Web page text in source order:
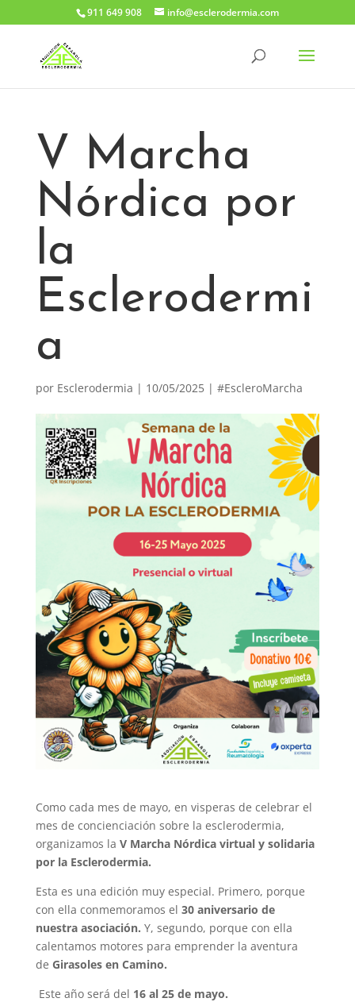
911 649 908 info@esclerodermia.com
V Marcha
Nórdica por
la
Esclerodermi
a
por Esclerodermia | 10/05/2025| #EscleroMarcha
Como cada mes de mayo, en visperas de celebrar el
mes de concienciación sobre la esclerodermia,
organizamos la V Marcha Nórdica virtual y solidaria
por la Esclerodermia.
Esta es una edición muy especial. Primero, porque
con ella conmemoramos el 30 aniversario de
nuestra asociación. Y, segundo, porque con ella
calentamos motores para emprender la aventura
de Girasoles en Camino.
Este año será del 16 al 25 de mayo.